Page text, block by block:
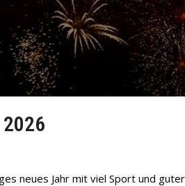
2026
neues Jahr mit viel Sport und